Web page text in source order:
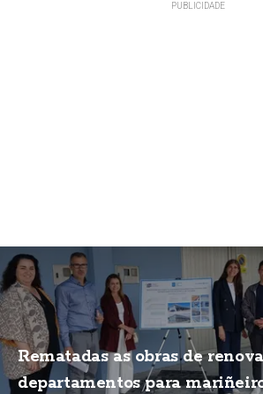
Rematadas as obras de
departamentos para